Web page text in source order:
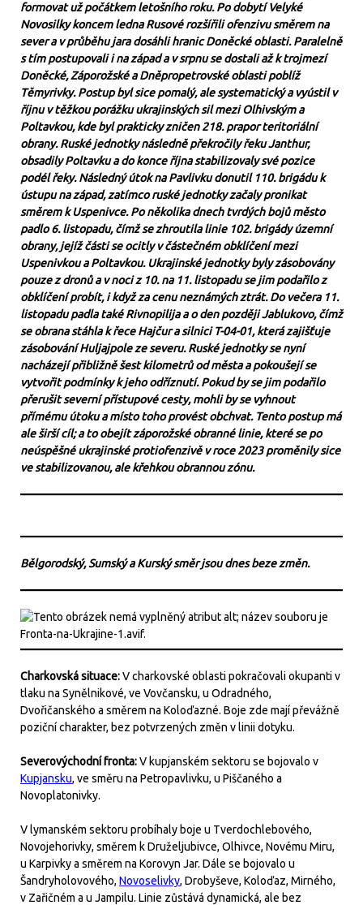
formovat už počátkem letošního roku. Po dobytí Velyké
Novosilky koncem ledna Rusové rozšířili ofenzivu směrem na
sever a v průběhu jara dosáhli hranic Doněcké oblasti. Paralelně
s tím postupovali i na západ a v srpnu se dostali až k trojmezí
Doněcké, Záporožské a Dněpropetrovské oblasti poblíž
Těmyrivky. Postup byl sice pomalý, ale systematický a vyústil v
říjnu v těžkou porážku ukrajinských sil mezi Olhivským a
Poltavkou, kde byl prakticky zničen 218. prapor teritoriální
obrany. Ruské jednotky následně překročily řeku Janthur,
obsadily Poltavku a do konce října stabilizovaly své pozice
podél řeky. Následný útok na Pavlivku donutil 110. brigádu k
ústupu na západ, zatímco ruské jednotky začaly pronikat
směrem k Uspenivce. Po několika dnech tvrdých bojů město
padlo 6. listopadu, čímž se zhroutila linie 102. brigády územní
obrany, jejíž části se ocitly v částečném obklíčení mezi
Uspenivkou a Poltavkou. Ukrajinské jednotky byly zásobovány
pouze z dronů a v noci z 10. na 11. listopadu se jim podařilo z
obklíčení probít, i když za cenu neznámých ztrát. Do večera 11.
listopadu padla také Rivnopilija a o den později Jablukovo, čímž
se obrana stáhla k řece Hajčur a silnici T-04-01, která zajišťuje
zásobování Huljajpole ze severu. Ruské jednotky se nyní
nacházejí přibližně šest kilometrů od města a pokoušejí se
vytvořit podmínky k jeho odříznutí. Pokud by se jim podařilo
přerušit severní přístupové cesty, mohli by se vyhnout
přímému útoku a místo toho provést obchvat. Tento postup má
ale širší cíl; a to obejít záporožské obranné linie, které se po
neúspěšné ukrajinské protiofenzivě v roce 2023 proměnily sice
ve stabilizovanou, ale křehkou obrannou zónu.
Bělgorodský, Sumský a Kurský směr jsou dnes beze změn.
Charkovská situace:V charkovské oblasti pokračovali okupanti v
tlaku na Synělnikové, ve Vovčansku, u Odradného,
Dvořičanského a směrem na Koloďazné. Boje zde mají převážně
poziční charakter, bez potvrzených změn v linii dotyku.
Severovýchodní fronta:V kupjanském sektoru se bojovalo v
Kupjansku, ve směru na Petropavlivku, u Piščaného a
Novoplatonivky.
V lymanském sektoru probíhaly boje u Tverdochlebového,
Novojehorivky, směrem k Druželjubivce, Olhivce, Novému Miru,
u Karpivky a směrem na Korovyn Jar. Dále se bojovalo u
Šandryholovového, Novoselivky, Drobyševe, Koloďaz, Mirného,
v Zařičném a u Jampilu. Linie zůstává dynamická, ale bez